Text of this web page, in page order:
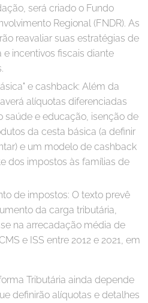
será criado o Fundo
Regional (FNDR). As
reavaliar suas estratégias de
incentivos fiscais diante
e cashback: Além da
alíquotas diferenciadas
saúde e educação, isenção de
da cesta básica (a definir
e um modelo de cashback
dos impostos às famílias de
de impostos: O texto prevê
da carga tributária,
na arrecadação média de
e ISS entre 2012 e 2021, em
Tributária ainda depende
definirão alíquotas e detalhes